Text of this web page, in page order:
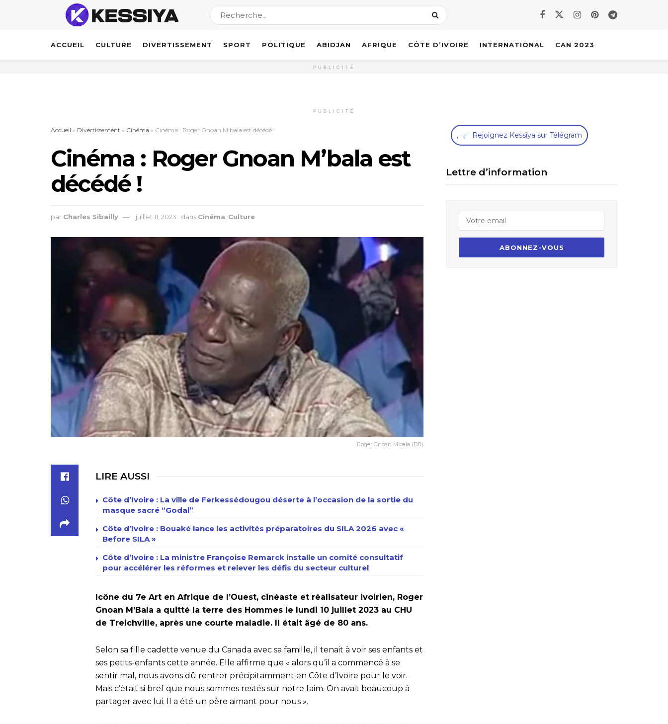
ACCUEIL CULTURE DIVERTISSEMENT SPORT POLITIQUE ABIDJAN AFRIQUE CÔTE D’IVOIRE INTERNATIONAL CAN 2023
PUBLICITÉ
PUBLICITÉ
Accueil » Divertissement » Cinéma » Cinéma : Roger Gnoan M’bala est décédé !
Cinéma : Roger Gnoan M’bala est
décédé !
par Charles Sibailly juillet 11, 2023 dans Cinéma Culture
Roger Gnoan M’bala (DR)
LIRE AUSSI
Côte d’Ivoire : La ville de Ferkessédougou déserte à l’occasion de la sortie du
masque sacré “Godal”
Côte d’Ivoire : Bouaké lance les activités préparatoires du SILA 2026 avec «
Before SILA »
Côte d’Ivoire : La ministre Françoise Remarck installe un comité consultatif
pour accélérer les réformes et relever les défis du secteur culturel
Icône du 7e Art en Afrique de l’Ouest, cinéaste et réalisateur ivoirien, Roger
Gnoan M’Bala a quitté la terre des Hommes le lundi 10 juillet 2023 au CHU
de Treichville, après une courte maladie. Il était âgé de 80 ans.
Selon sa fille cadette venue du Canada avec sa famille, il tenait à voir ses enfants et
ses petits-enfants cette année. Elle affirme que « alors qu’il a commencé à se
sentir mal, nous avons dû rentrer précipitamment en Côte d’Ivoire pour le voir.
Mais c’était si bref que nous sommes restés sur notre faim. On avait beaucoup à
partager avec lui. Il a été un père aimant pour nous ».
, Rejoignez Kessiya sur Télégram
Lettre d’information